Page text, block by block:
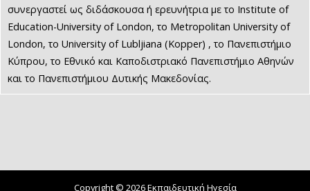
συνεργαστεί ως διδάσκουσα ή ερευνήτρια με το Institute of
Education-University of London, το Metropolitan University of
London, το University of Lubljiana (Kopper) , το Πανεπιστήμιο
Κύπρου, το Εθνικό και Καποδιστριακό Πανεπιστήμιο Αθηνών
και το Πανεπιστήμιου Δυτικής Μακεδονίας.
Copyright © 2026 Εκπαιδευτική Ηγεσία